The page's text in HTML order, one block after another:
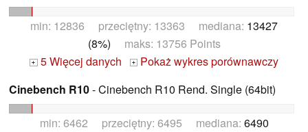
min: 12836 przeciętny: 13363 mediana: 13427
(8%) maks: 13756 Points
+ 5 Więcej danych +
Pokaż wykres porównawczy
Cinebench R10- Cinebench R10 Rend. Single (64bit)
min: 6462 przeciętny: 6495 mediana: 6490